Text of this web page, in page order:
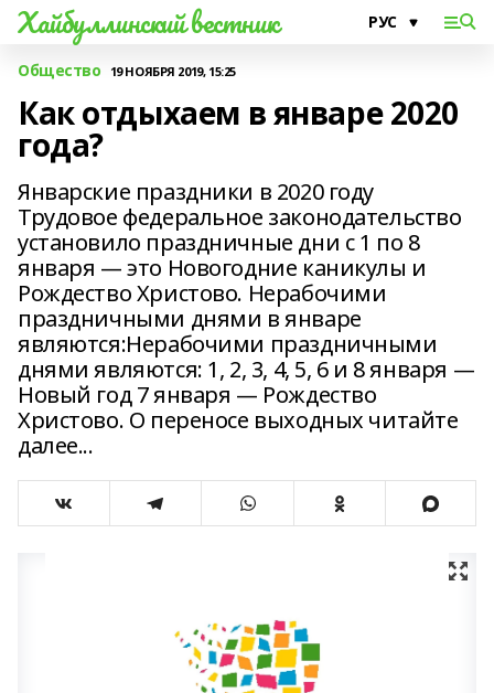
Хайбуллинский вестник
Общество 19 НОЯБРЯ 2019, 15:25
Как отдыхаем в январе 2020
года?
Январские праздники в 2020 году
Трудовое федеральное законодательство
установило праздничные дни с 1 по 8
января — это Новогодние каникулы и
Рождество Христово. Нерабочими
праздничными днями в январе
являются:Нерабочими праздничными
днями являются: 1, 2, 3, 4, 5, 6 и 8 января —
Новый год 7 января — Рождество
Христово. О переносе выходных читайте
далее...